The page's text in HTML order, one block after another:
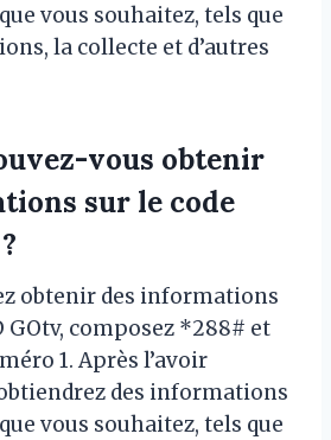
vous souhaitez, tels que
la collecte et d’autres
vous obtenir
sur le code
obtenir des informations
GOtv, composez *288# et
1. Après l’avoir
des informations
vous souhaitez, tels que